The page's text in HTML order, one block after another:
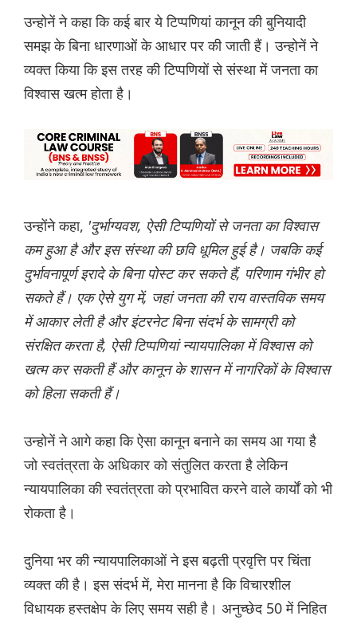
उन्होनें ने कहा कि कई बार ये टिप्पणियां कानून की बुनियादी
समझ के बिना धारणाओं के आधार पर की जाती हैं। उन्होनें ने
व्यक्त किया कि इस तरह की टिप्पणियों से संस्था में जनता का
विश्वास खत्म होता है।
उन्होंने कहा, 'दुर्भाग्यवश, ऐसी टिप्पणियों से जनता का विश्वास
कम हुआ है और इस संस्था की छवि धूमिल हुई है। जबकि कई
दुर्भावनापूर्ण इरादे के बिना पोस्ट कर सकते हैं, परिणाम गंभीर हो
सकते हैं। एक ऐसे युग में, जहां जनता की राय वास्तविक समय
में आकार लेती है और इंटरनेट बिना संदर्भ के सामग्री को
संरक्षित करता है, ऐसी टिप्पणियां न्यायपालिका में विश्वास को
खत्म कर सकती हैं और कानून के शासन में नागरिकों के विश्वास
को हिला सकती हैं।
उन्होनें ने आगे कहा कि ऐसा कानून बनाने का समय आ गया है
जो स्वतंत्रता के अधिकार को संतुलित करता है लेकिन
न्यायपालिका की स्वतंत्रता को प्रभावित करने वाले कार्यों को भी
रोकता है।
दुनिया भर की न्यायपालिकाओं ने इस बढ़ती प्रवृत्ति पर चिंता
व्यक्त की है। इस संदर्भ में, मेरा मानना है कि विचारशील
विधायक हस्तक्षेप के लिए समय सही है। अनुच्छेद 50 में निहित